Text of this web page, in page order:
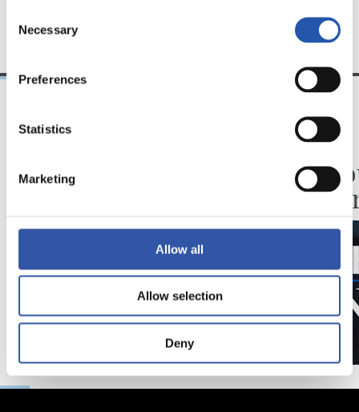
Selection
Necessary
Preferences
Statistics
Marketing
Allow all
Allow selection
Deny
31/07/2026
Des minutes en plus
24/07/2026
Une